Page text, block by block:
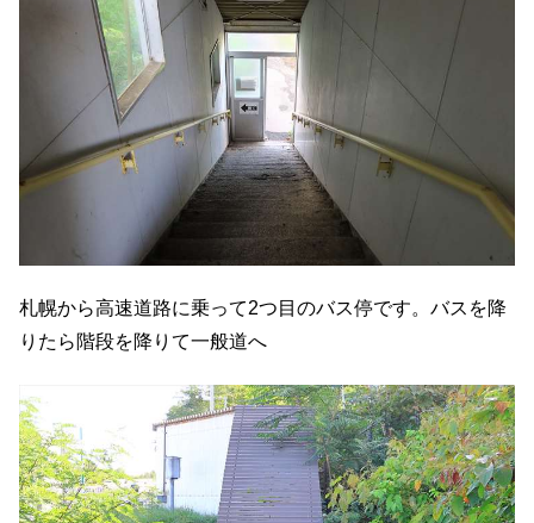
札幌から高速道路に乗って2つ目のバス停です。バスを降
りたら階段を降りて一般道へ